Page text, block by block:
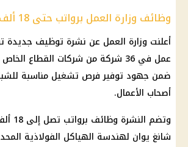
وظائف وزارة العمل برواتب حتى 18 ألف جنيه
ضمن جهود توفير فرص تشغيل مناسبة
أصحاب الأعمال.
وتضم
شانغ يوان لهندسة الهياكل الفولاذية